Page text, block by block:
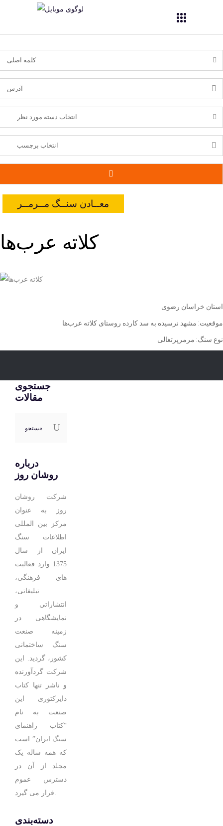
معــادن سنــگ مــرمــر
كلاته عرب‌ها
استان خراسان رضوی
موقعيت: مشهد نرسيده به سد كارده روستای كلاته عربها
نوع سنگ: مرمرپرتغالی
جستجوی
مقالات
برای:
درباره
روشان روز
شرکت روشان
روز به عنوان
مرکز بین المللی
اطلاعات سنگ
ایران از سال
1375 وارد فعالیت
های فرهنگی،
تبلیغاتی،
انتشاراتی و
نمایشگاهی در
زمینه صنعت
سنگ ساختمانی
کشور، گردید. این
شرکت گردآورنده
و ناشر تنها کتاب
دایرکتوری این
صنعت به نام
“کتاب راهنمای
سنگ ایران” است
که همه ساله یک
مجلد از آن در
دسترس عموم
قرار می گیرد.
دسته‌بندی